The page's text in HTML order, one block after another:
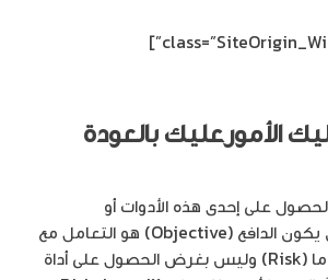
الأمورعليك بالعودة
على إحدى هذه الأدوات أو
فلا بُد من أن يكون الدافع (Objective) هو التعامل مع
(إيقاف أو تخفيف) خطر ما (Risk) وليس بغرض الحصول على أداة